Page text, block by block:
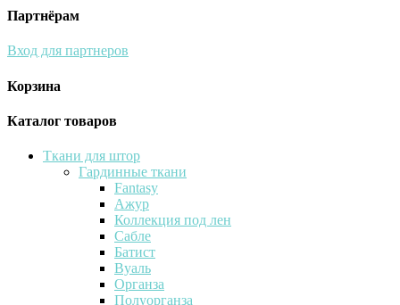
Партнёрам
Вход для партнеров
Корзина
Каталог товаров
Ткани для штор
Гардинные ткани
Fantasy
Ажур
Коллекция под лен
Сабле
Батист
Вуаль
Органза
Полуорганза